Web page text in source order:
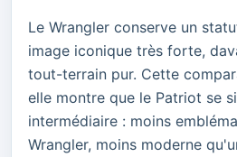
Le Wrangler conserve un
image iconique très forte,
tout-terrain pur. Cette
elle montre que le Patriot se
intermédiaire : moins
Wrangler, moins moderne